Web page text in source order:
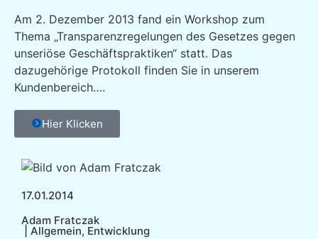
Am 2. Dezember 2013 fand ein Workshop zum
Thema „Transparenzregelungen des Gesetzes gegen
unseriöse Geschäftspraktiken“ statt. Das
dazugehörige Protokoll finden Sie in unserem
Kundenbereich….
Hier Klicken
17.01.2014
Adam Fratczak
Allgemein, Entwicklung